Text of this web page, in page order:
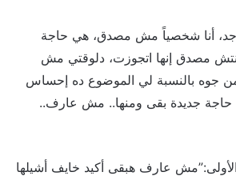
جد، أنا شخصياً مش مصدق، هي حاجة
مصدق إنها اتجوزت، دلوقتي مش
جوه بالنسبة لي الموضوع ده إحساس
حاجة جديدة بقى ومنها.. مش عارف..
عارف هبقى أكيد خايف أشيلها